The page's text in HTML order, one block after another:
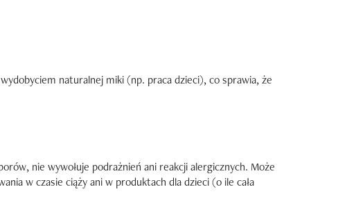
naturalnej miki (np. praca dzieci), co sprawia, że
nie wywołuje podrażnień ani reakcji alergicznych. Może
w czasie ciąży ani w produktach dla dzieci (o ile cała